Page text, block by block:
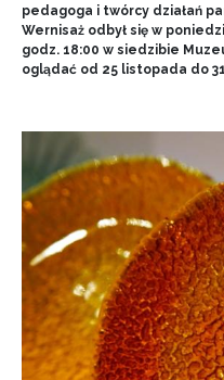
pedagoga i twórcy działań
Wernisaż odbył się w
godz. 18:00 w siedzibie
oglądać od 25 listopada do